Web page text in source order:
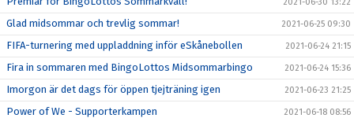
Glad midsommar och trevlig sommar! 2021-06-25 09:30
FIFA-turnering med uppladdning inför eSkånebollen 2021-06-24 21:15
Fira in sommaren med BingoLottos Midsommarbingo 2021-06-24 15:36
Imorgon är det dags för öppen tjejträning igen 2021-06-23 21:25
Power of We - Supporterkampen 2021-06-18 08:56